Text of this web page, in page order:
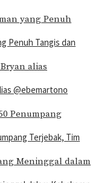
Penuh Tangis dan
@ebemartono
Terjebak, Tim